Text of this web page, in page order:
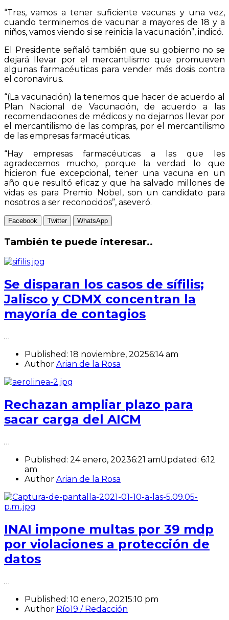
“Tres, vamos a tener suficiente vacunas y una vez,
cuando terminemos de vacunar a mayores de 18 y a
niños, vamos viendo si se reinicia la vacunación”, indicó.
El Presidente señaló también que su gobierno no se
dejará llevar por el mercantilismo que promueven
algunas farmacéuticas para vender más dosis contra
el coronavirus.
“(La vacunación) la tenemos que hacer de acuerdo al
Plan Nacional de Vacunación, de acuerdo a las
recomendaciones de médicos y no dejarnos llevar por
el mercantilismo de las compras, por el mercantilismo
de las empresas farmacéuticas.
“Hay empresas farmacéuticas a las que les
agradecemos mucho, porque la verdad lo que
hicieron fue excepcional, tener una vacuna en un
año que resultó eficaz y que ha salvado millones de
vidas es para Premio Nobel, son un candidato para
nosotros a ser reconocidos”, aseveró.
Facebook Twitter WhatsApp
También te puede interesar..
Se disparan los casos de sífilis;
Jalisco y CDMX concentran la
mayoría de contagios
…
Published: 18 noviembre, 20256:14 am
Author Arian de la Rosa
Rechazan ampliar plazo para
sacar carga del AICM
…
Published: 24 enero, 20236:21 amUpdated: 6:12
am
Author Arian de la Rosa
INAI impone multas por 39 mdp
por violaciones a protección de
datos
…
Published: 10 enero, 20215:10 pm
Author Río19 / Redacción